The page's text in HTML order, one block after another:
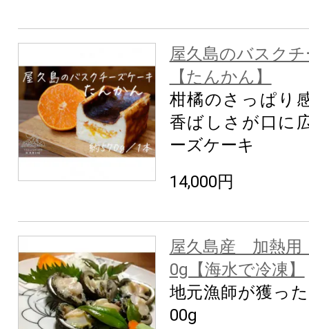
屋久島のバスク
【たんかん】
柑橘のさっぱり
香ばしさが口に
ーズケーキ
14,000円
屋久島産 加熱用
0g【海水で冷凍】
地元漁師が獲っ
00g